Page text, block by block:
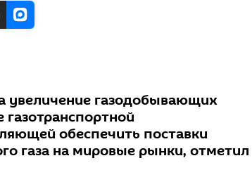
увеличение газодобывающих
обеспечить поставки
газа на мировые рынки, отметил